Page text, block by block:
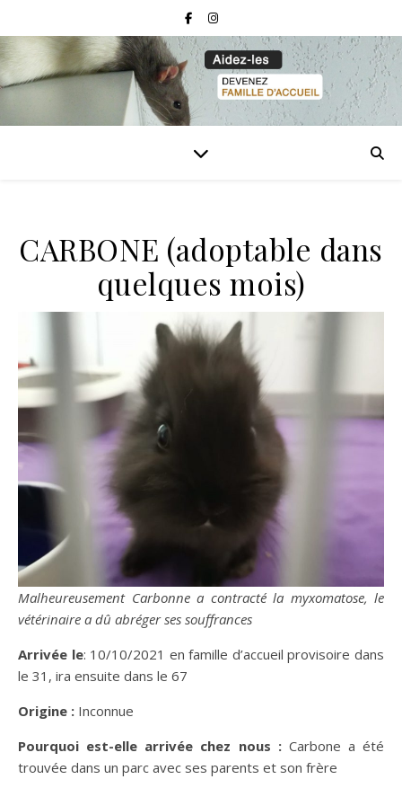
CARBONE (adoptable dans
quelques mois)
Malheureusement Carbonne a contracté la myxomatose, le
vétérinaire a dû abréger ses souffrances
Arrivée le: 10/10/2021 en famille d’accueil provisoire dans
le 31, ira ensuite dans le 67
Origine : Inconnue
Pourquoi est-elle arrivée chez nous :Carbone a été
trouvée dans un parc avec ses parents et son frère